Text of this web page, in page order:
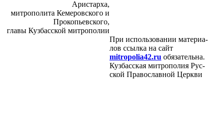
Ари­стар­ха,
мит­ро­по­ли­та Ке­ме­ров­ско­го и
Про­ко­пьев­ско­го,
гла­вы Куз­бас­ской мит­ро­по­лии
При ис­поль­зо­ва­нии ма­те­ри­а­
лов ссыл­ка на сайт
mitropolia42.ru обя­за­тель­на.
Куз­бас­ская мит­ро­по­лия Рус­
ской Пра­во­слав­ной Церк­ви